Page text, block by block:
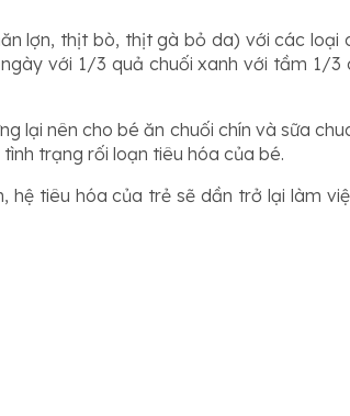
lợn, thịt bò, thịt gà bỏ da) với các loại
với 1/3 quả chuối xanh với tầm 1/
lại nên cho bé ăn chuối chín và sữa
trạng rối loạn tiêu hóa của bé.
tiêu hóa của trẻ sẽ dần trở lại làm